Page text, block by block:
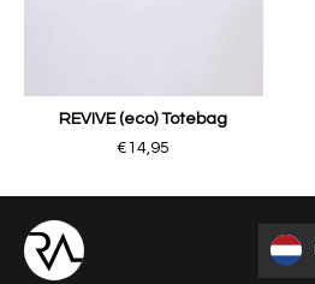
REVIVE (eco) Totebag
€14,95